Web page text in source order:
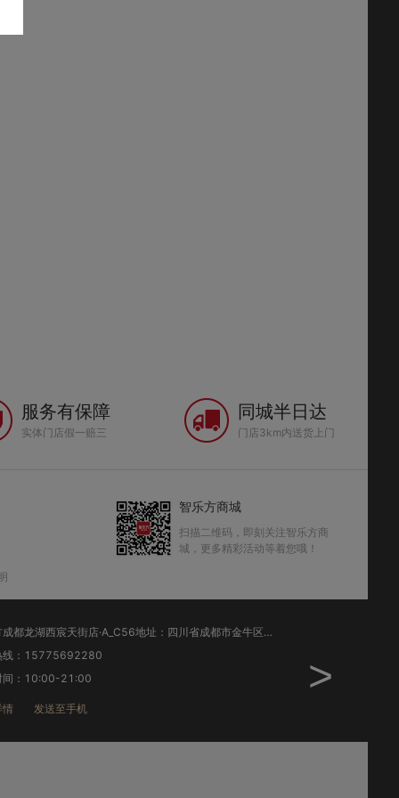
服务有保障
实体门店假一赔三
同城半日达
门店3km内送货上门
智乐方商城
扫描二维码，即刻关注智乐方商
城，更多精彩活动等着您哦！
热线：19828310408
时间：8:30-19:30
情 发送至手机
工作时间：
>